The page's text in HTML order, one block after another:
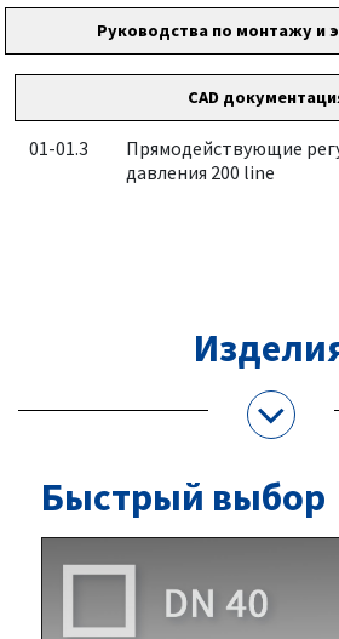
Руководства по монтажу и
CAD
01-01.3
Прямодействующие
давления 200 line
Быстрый выбор